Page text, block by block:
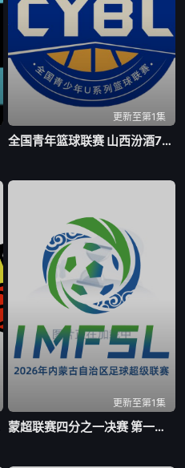
更新至第1集
全国青年篮球联赛 山西汾酒78-73四川锦城20260805
更新至第1集
蒙超联赛四分之一决赛 第一回合 乌兰察布队VS包头队20260804